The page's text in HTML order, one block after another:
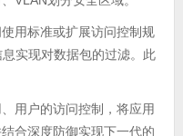
用标准或扩展访问控制规
实现对数据包的过滤。此
用户的访问控制，将应用
合深度防御实现下一代的